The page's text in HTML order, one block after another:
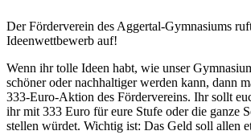
Der Förderverein des Aggertal-Gymnasiums
Ideenwettbewerb auf!
Wenn ihr tolle Ideen habt, wie unser
schöner oder nachhaltiger werden kann, dann
333-Euro-Aktion des Fördervereins. Ihr sollt
ihr mit 333 Euro für eure Stufe oder die ganze
stellen würdet. Wichtig ist: Das Geld soll allen